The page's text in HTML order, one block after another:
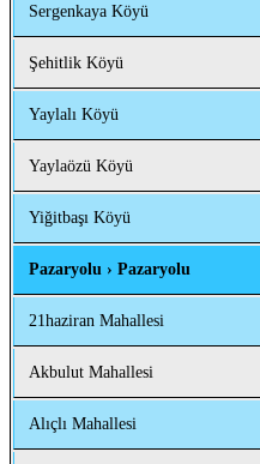
Sergenkaya Köyü
Şehitlik Köyü
Yaylalı Köyü
Yaylaözü Köyü
Yiğitbaşı Köyü
Pazaryolu › Pazaryolu
21haziran Mahallesi
Akbulut Mahallesi
Alıçlı Mahallesi